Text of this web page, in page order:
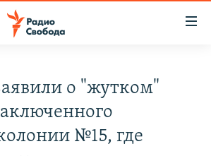
о "жутком"
№15, где